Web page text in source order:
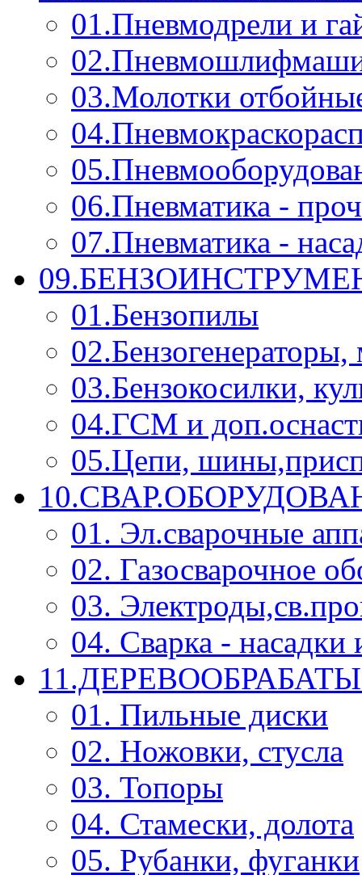
01.Пневмодрели и
03.Молотки
06.Пневматика -
07.Пневматика -
01.Бензопилы
03.Бензокосилки,
04.ГСМ и
05.Цепи,
01. Эл.сварочные
02. Газосварочное
03.
04. Сварка -
01. Пильные диски
02. Ножовки, стусла
03. Топоры
04. Стамески, долота
05. Рубанки, фуганки